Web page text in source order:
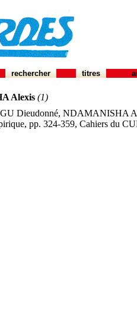
rechercher titres
Alexis (1)
Dieudonné, NDAMANISHA
pp. 324-359, Cahiers du